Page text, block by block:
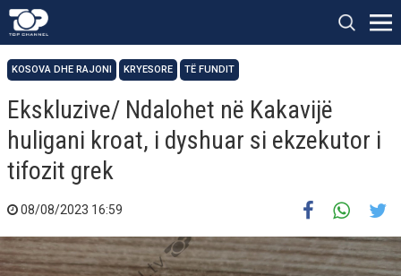
KOSOVA DHE RAJONI KRYESORE TË FUNDIT
Ekskluzive/ Ndalohet në Kakavijë
huligani kroat, i dyshuar si ekzekutor i
tifozit grek
08/08/2023 16:59